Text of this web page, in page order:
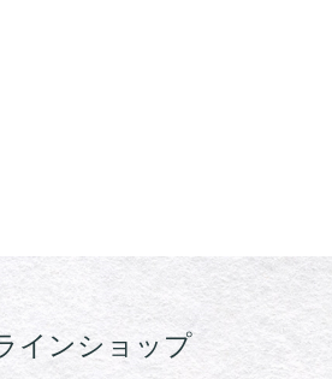
インショップ